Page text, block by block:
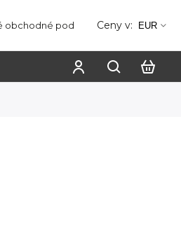
obchodné podmienky Ochrana
Ceny v: EUR